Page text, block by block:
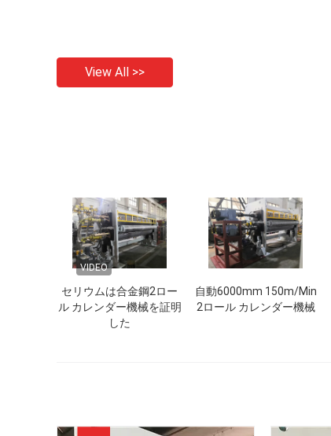
View All >>
VIDEO
セリウムは合金鋼2ロー
ル カレンダー機械を証明
した
自動6000mm 150m/Min
2ロール カレンダー機械